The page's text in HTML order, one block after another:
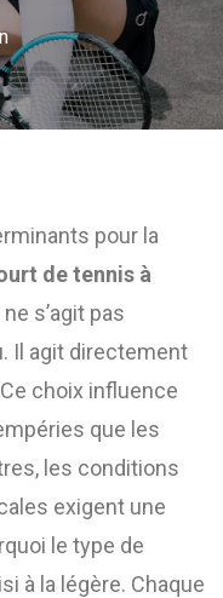
pour la
de tennis à
s’agit pas
Il agit directement
choix influence
que les
les conditions
exigent une
le type de
à la légère. Chaque